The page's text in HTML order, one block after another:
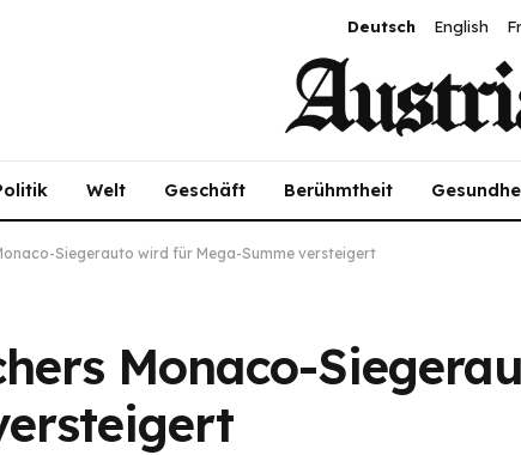
Deutsch English
Welt Geschäft Berühmtheit
Siegerauto wird für Mega-Summe versteigert
Monaco-